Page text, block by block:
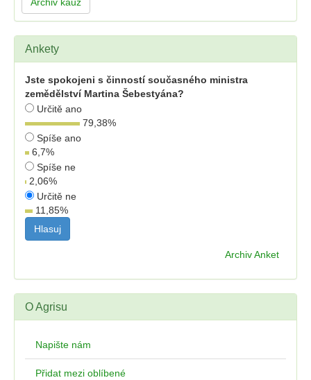
Archiv kauz
Ankety
Jste spokojeni s činností současného ministra
zemědělství Martina Šebestyána?
Určitě ano
79,38%
Spíše ano
6,7%
Spíše ne
2,06%
Určitě ne
11,85%
Archiv Anket
O Agrisu
Napište nám
Přidat mezi oblíbené